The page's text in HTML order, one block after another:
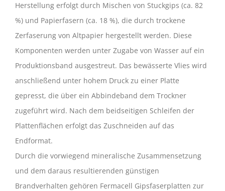
Herstellung erfolgt durch Mischen von Stuckgips (ca. 82
%) und Papierfasern (ca. 18 %), die durch trockene
Zerfaserung von Altpapier hergestellt werden. Diese
Komponenten werden unter Zugabe von Wasser auf ein
Produktionsband ausgestreut. Das bewässerte Vlies wird
anschließend unter hohem Druck zu einer Platte
gepresst, die über ein Abbindeband dem Trockner
zugeführt wird. Nach dem beidseitigen Schleifen der
Plattenflächen erfolgt das Zuschneiden auf das
Endformat.
Durch die vorwiegend mineralische Zusammensetzung
und dem daraus resultierenden günstigen
Brandverhalten gehören Fermacell Gipsfaserplatten zur